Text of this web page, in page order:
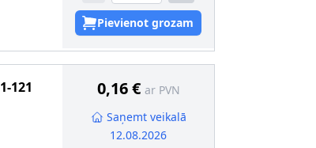
Pievienot grozam
121 0,16 € ar PVN
Saņemt veikalā
12.08.2026